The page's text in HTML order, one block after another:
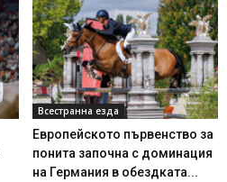
Всестранна езда
Европейското първенство за
понита започна с доминация
на Германия в обездката...